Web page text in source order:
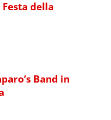
della
Band in